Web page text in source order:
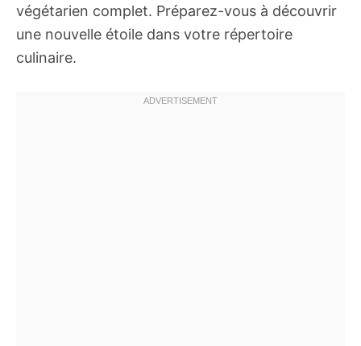
végétarien complet. Préparez-vous à découvrir
une nouvelle étoile dans votre répertoire
culinaire.